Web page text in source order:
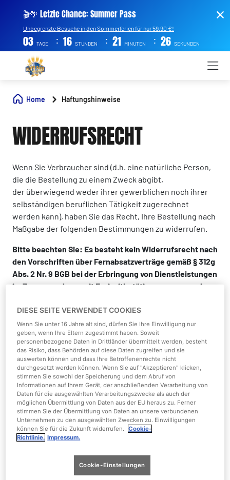
🎬🌴 Letzte Chance: Summer Pass
Unbegrenzte Besuche in den Sommerferien für nur 59,90 €!
03 TAGE : 16 STUNDEN : 21 MINUTEN : 25 SEKUNDEN
Home Haftungshinweise
WIDERRUFSRECHT
Wenn Sie Verbraucher sind (d.h. eine natürliche Person,
die die Bestellung zu einem Zweck abgibt,
der überwiegend weder ihrer gewerblichen noch ihrer
selbständigen beruflichen Tätigkeit zugerechnet
werden kann), haben Sie das Recht, Ihre Bestellung nach
Maßgabe der folgenden Bestimmungen zu widerrufen.
Bitte beachten Sie: Es besteht kein Widerrufsrecht nach
den Vorschriften über Fernabsatzverträge gemäß § 312g
Abs. 2 Nr. 9 BGB bei der Erbringung von Dienstleistungen
im Zusammenhang mit Freizeitbetätigungen, wenn der
oder einen spezifischen Zeitraum vorsieht.
Online erworbene Eintrittskarten und Voucher, die für
einen bestimmten Termin oder einen bestimmten
Zeitraum gelten (z.B. Tageskarten, Saisonpass, Kombi-
Tickets), sind daher vom Widerrufsrecht
ausgeschlossen.
Widerrufsbelehrung
Sie können Ihre Vertragserklärung innerhalb von 14
Tagen ohne Angabe von Gründen widerrufen. Die
des Vertragsabschlusses und bei Waren mit dem Tag, an
dem Sie oder ein von Ihnen benannter Dritter, der nicht
DIESE SEITE VERWENDET COOKIES
Wenn Sie unter 16 Jahre alt sind, dürfen Sie Ihre Einwilligung nur
geben, wenn Ihre Eltern zugestimmt haben. Soweit
personenbezogene Daten in Drittländer übermittelt werden, besteht
das Risiko, dass Behörden auf diese Daten zugreifen und sie
auswerten können und dass Ihre Betroffenenrechte nicht
durchgesetzt werden können. Wenn Sie auf "Akzeptieren" klicken,
stimmen Sie sowohl der Speicherung und dem Abruf von
Informationen auf Ihrem Gerät, der anschließenden Verarbeitung von
Daten für die ausgewählten Verarbeitungszwecke als auch der
möglichen Übermittlung von Daten aus der EU heraus zu. Ferner
stimmen Sie der Übermittlung von Daten an unsere verbundenen
Unternehmen zu den ausgewählten Zwecken zu. Einwilligungen
können Sie für die Zukunft widerrufen.
Cookie-
Richtlinie. Impressum.
Cookie-Einstellungen